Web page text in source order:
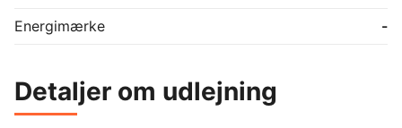
Energimærke
-
Detaljer om udlejning